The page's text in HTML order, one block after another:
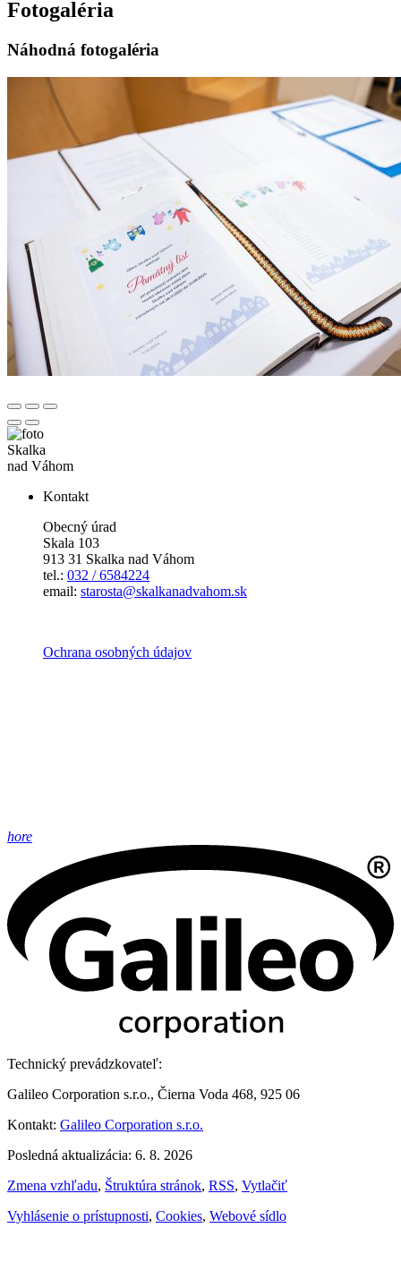
Fotogaléria
Náhodná fotogaléria
Skalka
nad Váhom
Kontakt
Obecný úrad
Skala 103
913 31 Skalka nad Váhom
tel.: 032 / 6584224
email: starosta@skalkanadvahom.sk
Ochrana osobných údajov
hore
Technický prevádzkovateľ:
Galileo Corporation s.r.o., Čierna Voda 468, 925 06
Kontakt: Galileo Corporation s.r.o.
Posledná aktualizácia: 6. 8. 2026
Zmena vzhľadu, Štruktúra stránok, RSS, Vytlačiť
Vyhlásenie o prístupnosti, Cookies, Webové sídlo